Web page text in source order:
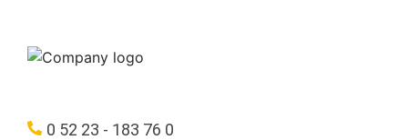
0 52 23 - 183 76 0